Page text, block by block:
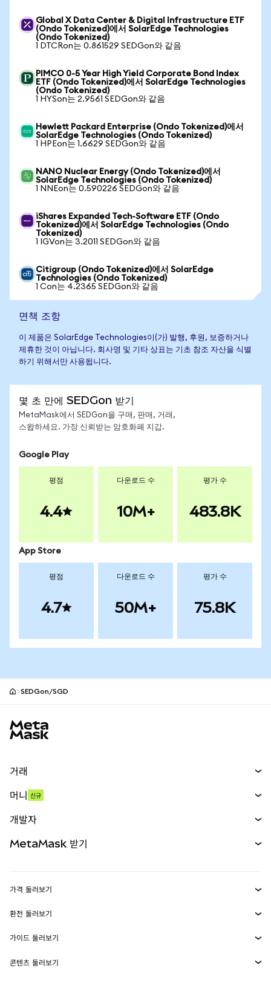
Global X Data Center & Digital Infrastructure ETF
(Ondo Tokenized)에서 SolarEdge Technologies
(Ondo Tokenized)
1 DTCRon는 0.861529 SEDGon와 같음
PIMCO 0-5 Year High Yield Corporate Bond Index
ETF (Ondo Tokenized)에서 SolarEdge Technologies
(Ondo Tokenized)
1 HYSon는 2.9561 SEDGon와 같음
Hewlett Packard Enterprise (Ondo Tokenized)에서
SolarEdge Technologies (Ondo Tokenized)
1 HPEon는 1.6629 SEDGon와 같음
NANO Nuclear Energy (Ondo Tokenized)에서
SolarEdge Technologies (Ondo Tokenized)
1 NNEon는 0.590226 SEDGon와 같음
iShares Expanded Tech-Software ETF (Ondo
Tokenized)에서 SolarEdge Technologies (Ondo
Tokenized)
1 IGVon는 3.2011 SEDGon와 같음
Citigroup (Ondo Tokenized)에서 SolarEdge
Technologies (Ondo Tokenized)
1 Con는 4.2365 SEDGon와 같음
면책 조항
이 제품은 SolarEdge Technologies이(가) 발행, 후원, 보증하거나
제휴한 것이 아닙니다. 회사명 및 기타 상표는 기초 참조 자산을 식별
하기 위해서만 사용됩니다.
몇 초 만에 SEDGon 받기
MetaMask에서 SEDGon을 구매, 판매, 거래,
스왑하세요. 가장 신뢰받는 암호화폐 지갑.
Google Play
평점
4.4
다운로드 수
10M+
평가 수
483.8K
App Store
평점
4.7
다운로드 수
50M+
평가 수
75.8K
SEDGon/SGD
거래
무기한 선물
실물자산
머니 신규
개발자
MetaMask Connect
Snaps
웹3 서비스
MetaMask 받기
보안
고객 지원
가격 둘러보기
이더리움 가격
솔라나 가격
환전 둘러보기
ETH를 USD로 환전
USDT를 INR로 환전
가이드 둘러보기
ETH 매수
콘텐츠 둘러보기